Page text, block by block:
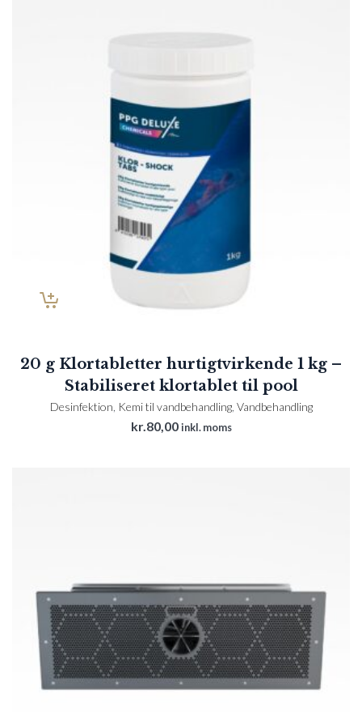
20 g Klortabletter hurtigtvirkende 1 kg –
Stabiliseret klortablet til pool
Desinfektion Kemi til vandbehandling, Vandbehandling
kr.80,00 inkl. moms